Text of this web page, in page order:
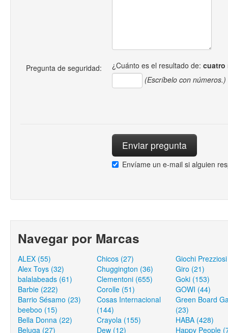
Pregunta de seguridad: ¿Cuánto es el resultado de: cuatro
(Escríbelo con números.)
Envíame un e-mail si alguien
Navegar por Marcas
ALEX (55)
Alex Toys (32)
balalabeads (61)
Barbie (222)
Barrio Sésamo (23)
beeboo (15)
Bella Donna (22)
Beluga (27)
Chicos (27)
Chuggington (36)
Clementoni (655)
Corolle (51)
Cosas Internacional
(144)
Crayola (155)
Dew (12)
Giochi
Giro (21)
Goki (153)
GOWI (44)
Green Board
(23)
HABA (428)
Happy People